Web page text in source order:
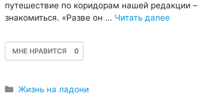
путешествие по коридорам нашей редакции –
знакомиться. «Разве он … Читать далее
МНЕ НРАВИТСЯ 0
Рубрики
Жизнь на ладони